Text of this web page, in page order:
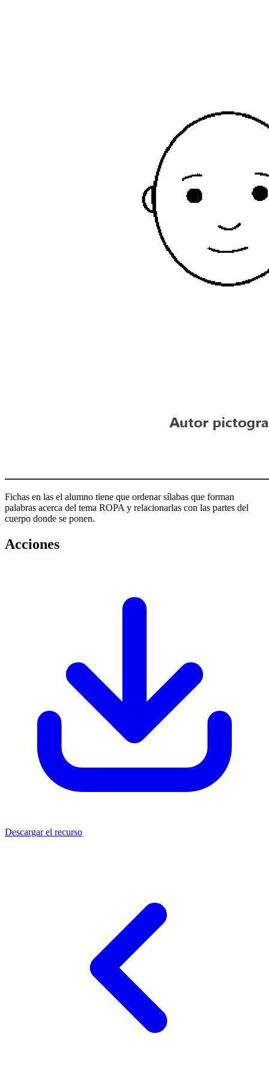
Fichas en las el alumno tiene que ordenar sílabas que forman
palabras acerca del tema ROPA y relacionarlas con las partes del
cuerpo donde se ponen.
Acciones
Descargar el recurso